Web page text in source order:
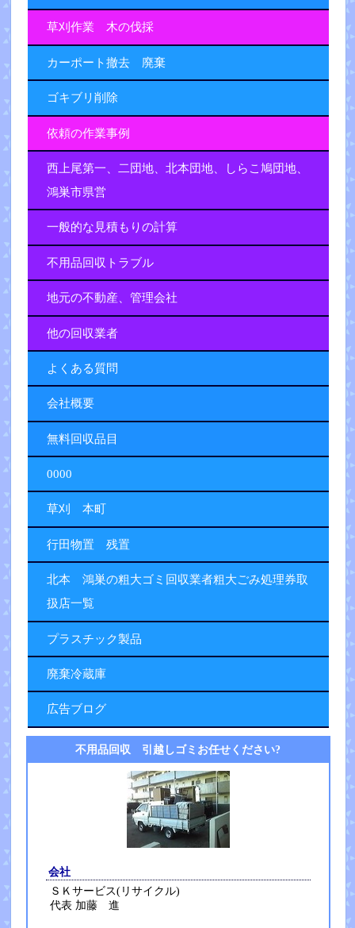
草刈作業 木の伐採
カーポート撤去 廃棄
ゴキブリ削除
依頼の作業事例
西上尾第一、二団地、北本団地、しらこ鳩団地、
鴻巣市県営
一般的な見積もりの計算
不用品回収トラブル
地元の不動産、管理会社
他の回収業者
よくある質問
会社概要
無料回収品目
0000
草刈 本町
行田物置 残置
北本 鴻巣の粗大ゴミ回収業者粗大ごみ処理券取
扱店一覧
プラスチック製品
廃棄冷蔵庫
広告ブログ
不用品回収 引越しゴミお任せください?
会社
ＳＫサービス(リサイクル)
代表 加藤 進